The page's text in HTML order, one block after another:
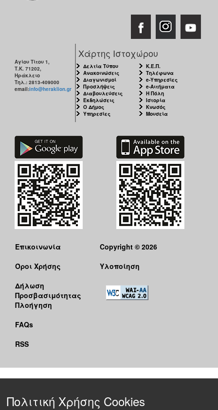
Αγίου Τίτου 1,
Τ.Κ. 71202,
Ηράκλειο
Τηλ.: 2813-409000
email:info@heraklion.gr
Χάρτης Ιστοχώρου
Δελτία Τύπου
Ανακοινώσεις
Διαγωνισμοί
Προσλήψεις
Διαβουλεύσεις
Εκδηλώσεις
Ο Δήμος
Υπηρεσίες
Κ.Ε.Π.
Τηλέφωνα
e-Υπηρεσίες
e-Αιτήματα
Η Πόλη
Ιστορία
Κνωσός
Μουσεία
Επικοινωνία
Όροι Χρήσης
Δήλωση
Προσβασιμότητας
Πλοήγηση
FAQs
RSS
Copyright © 2026
Υλοποίηση
Πολιτική Χρήσης Cookies